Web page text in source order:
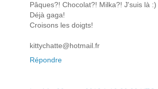
Pâques?! Chocolat?! Milka?! J'suis là :)
Déjà gaga!
Croisons les doigts!
kittychatte@hotmail.fr
Répondre